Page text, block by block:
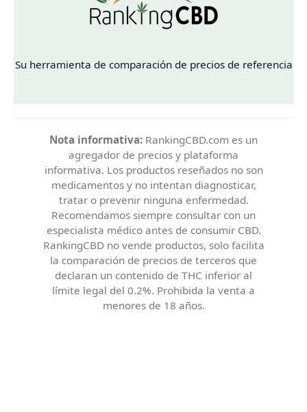
Su herramienta de comparación de precios de referencia
Nota informativa: RankingCBD.com es un
agregador de precios y plataforma
informativa. Los productos reseñados no son
medicamentos y no intentan diagnosticar,
tratar o prevenir ninguna enfermedad.
Recomendamos siempre consultar con un
especialista médico antes de consumir CBD.
RankingCBD no vende productos, solo facilita
la comparación de precios de terceros que
declaran un contenido de THC inferior al
límite legal del 0.2%. Prohibida la venta a
menores de 18 años.